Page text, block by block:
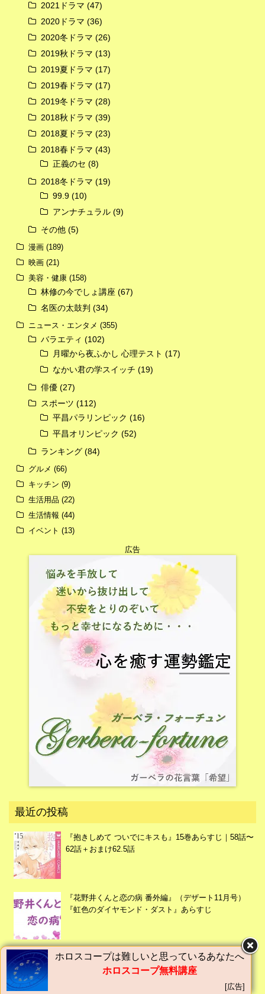
2021ドラマ (47)
2020ドラマ (36)
2020冬ドラマ (26)
2019秋ドラマ (13)
2019夏ドラマ (17)
2019春ドラマ (17)
2019冬ドラマ (28)
2018秋ドラマ (39)
2018夏ドラマ (23)
2018春ドラマ (43)
正義のセ (8)
2018冬ドラマ (19)
99.9 (10)
アンナチュラル (9)
その他 (5)
漫画 (189)
映画 (21)
美容・健康 (158)
林修の今でしょ講座 (67)
名医の太鼓判 (34)
ニュース・エンタメ (355)
バラエティ (102)
月曜から夜ふかし 心理テスト (17)
なかい君の学スイッチ (19)
俳優 (27)
スポーツ (112)
平昌パラリンピック (16)
平昌オリンピック (52)
ランキング (84)
グルメ (66)
キッチン (9)
生活用品 (22)
生活情報 (44)
イベント (13)
広告
最近の投稿
『抱きしめて ついでにキスも』15巻あらすじ｜58話〜
62話＋おまけ62.5話
『花野井くんと恋の病 番外編』（デザート11月号）
『虹色のダイヤモンド・ダスト』あらすじ
『太陽よりも眩しい星』12巻（45話〜48話）たまほし
あらすじ｜マーガレット
ホロスコープは難しいと思っているあなたへ
ホロスコープ無料講座
[広告]